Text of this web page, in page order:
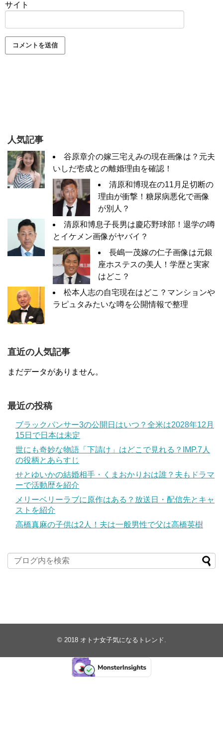
サイト
人気記事
谷原章介の嫁三宅えみの現在画像は？元夫
いしだ壱成との離婚理由を確認！
清原和博現在の11月足切断の
理由が衝撃！糖尿病悪化で画像
が別人？
清原和博息子長男は慶応野球部！退学の噂
とイケメン画像がヤバイ？
長嶋一茂嫁の仁子画像は元銀
座ホステスの美人！学歴と実家
はどこ？
松本人志の自宅現在はどこ？マンションや
ラピュタみたいな噂を公開情報で整理
直近の人気記事
まだデータがありません。
最近の投稿
ブラックパンサー3の公開日はいつ？全米は2028年12月
15日で日本は未定
世にも奇妙な物語「下請け」はどこで見れる？IMP.7人
の役柄とあらすじ
せとゆいかの結婚相手・くまおかりおは誰？夫もドラマ
ーで活動歴を紹介
メリーベリーラブに原作はある？放送日・配信先とキャ
ストを紹介
高橋真麻の子供は2人！夫は一般男性で父は高橋英樹
© 2018 オトナ女子気になるトレンド.